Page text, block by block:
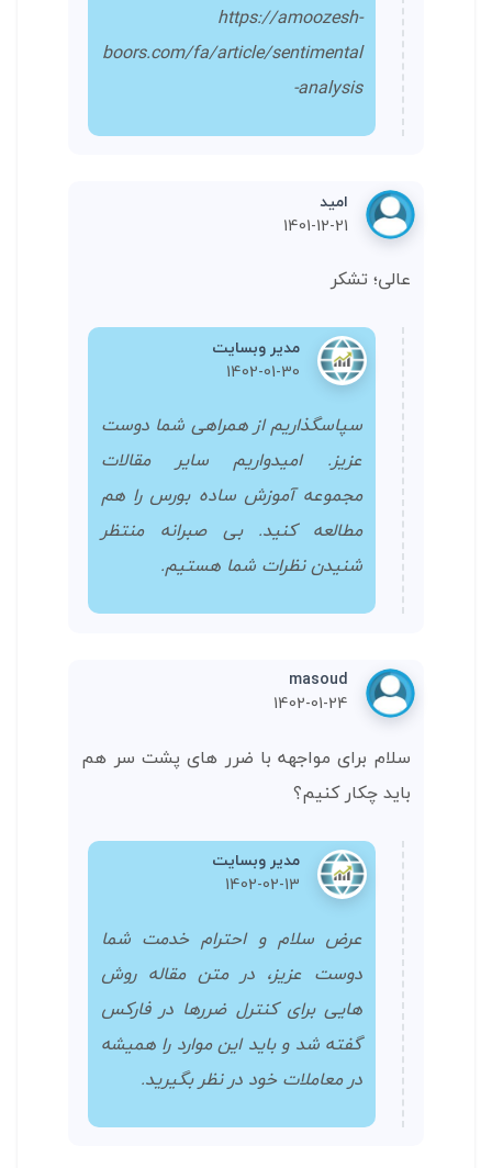
https://amoozesh-
boors.com/fa/article/sentimental
-analysis
امید
1401-12-21
عالی؛ تشکر
مدیر وبسایت
1402-01-30
سپاسگذاریم از همراهی شما دوست
عزیز. امیدواریم سایر مقالات
مجموعه آموزش ساده بورس را هم
مطالعه کنید. بی صبرانه منتظر
شنیدن نظرات شما هستیم.
masoud
1402-01-24
سلام برای مواجهه با ضرر های پشت سر هم
باید چکار کنیم؟
مدیر وبسایت
1402-02-13
عرض سلام و احترام خدمت شما
دوست عزیز، در متن مقاله روش
هایی برای کنترل ضررها در فارکس
گفته شد و باید این موارد را همیشه
در معاملات خود در نظر بگیرید.